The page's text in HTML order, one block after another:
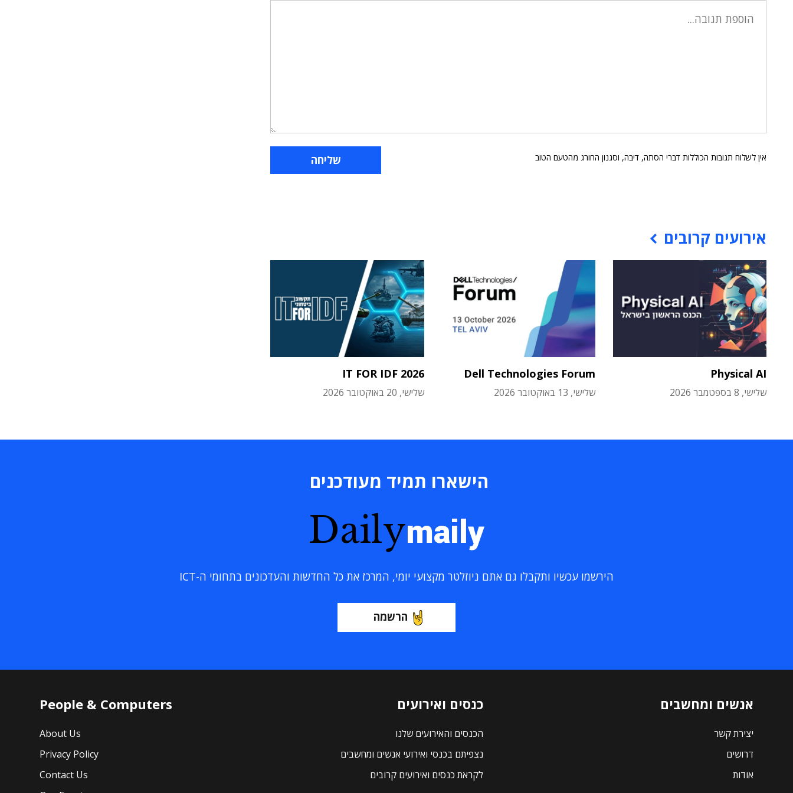
אין לשלוח תגובות הכוללות דברי הסתה, דיבה, וסגנון החורג מהטעם הטוב
אירועים קרובים
Physical AI
שלישי, 8 בספטמבר 2026
Dell Technologies Forum
שלישי, 13 באוקטובר 2026
IT FOR IDF 2026
שלישי, 20 באוקטובר 2026
הישארו תמיד מעודכנים
Dailymaily
הירשמו עכשיו ותקבלו גם אתם ניוזלטר מקצועי יומי, המרכז את כל החדשות והעדכונים בתחומי ה-ICT
הרשמה
אנשים ומחשבים
יצירת קשר
דרושים
אודות
כנסים ואירועים
הכנסים והאירועים שלנו
נצפיתם בכנסי ואירועי אנשים ומחשבים
לקראת כנסים ואירועים קרובים
People & Computers
About Us
Privacy Policy
Contact Us